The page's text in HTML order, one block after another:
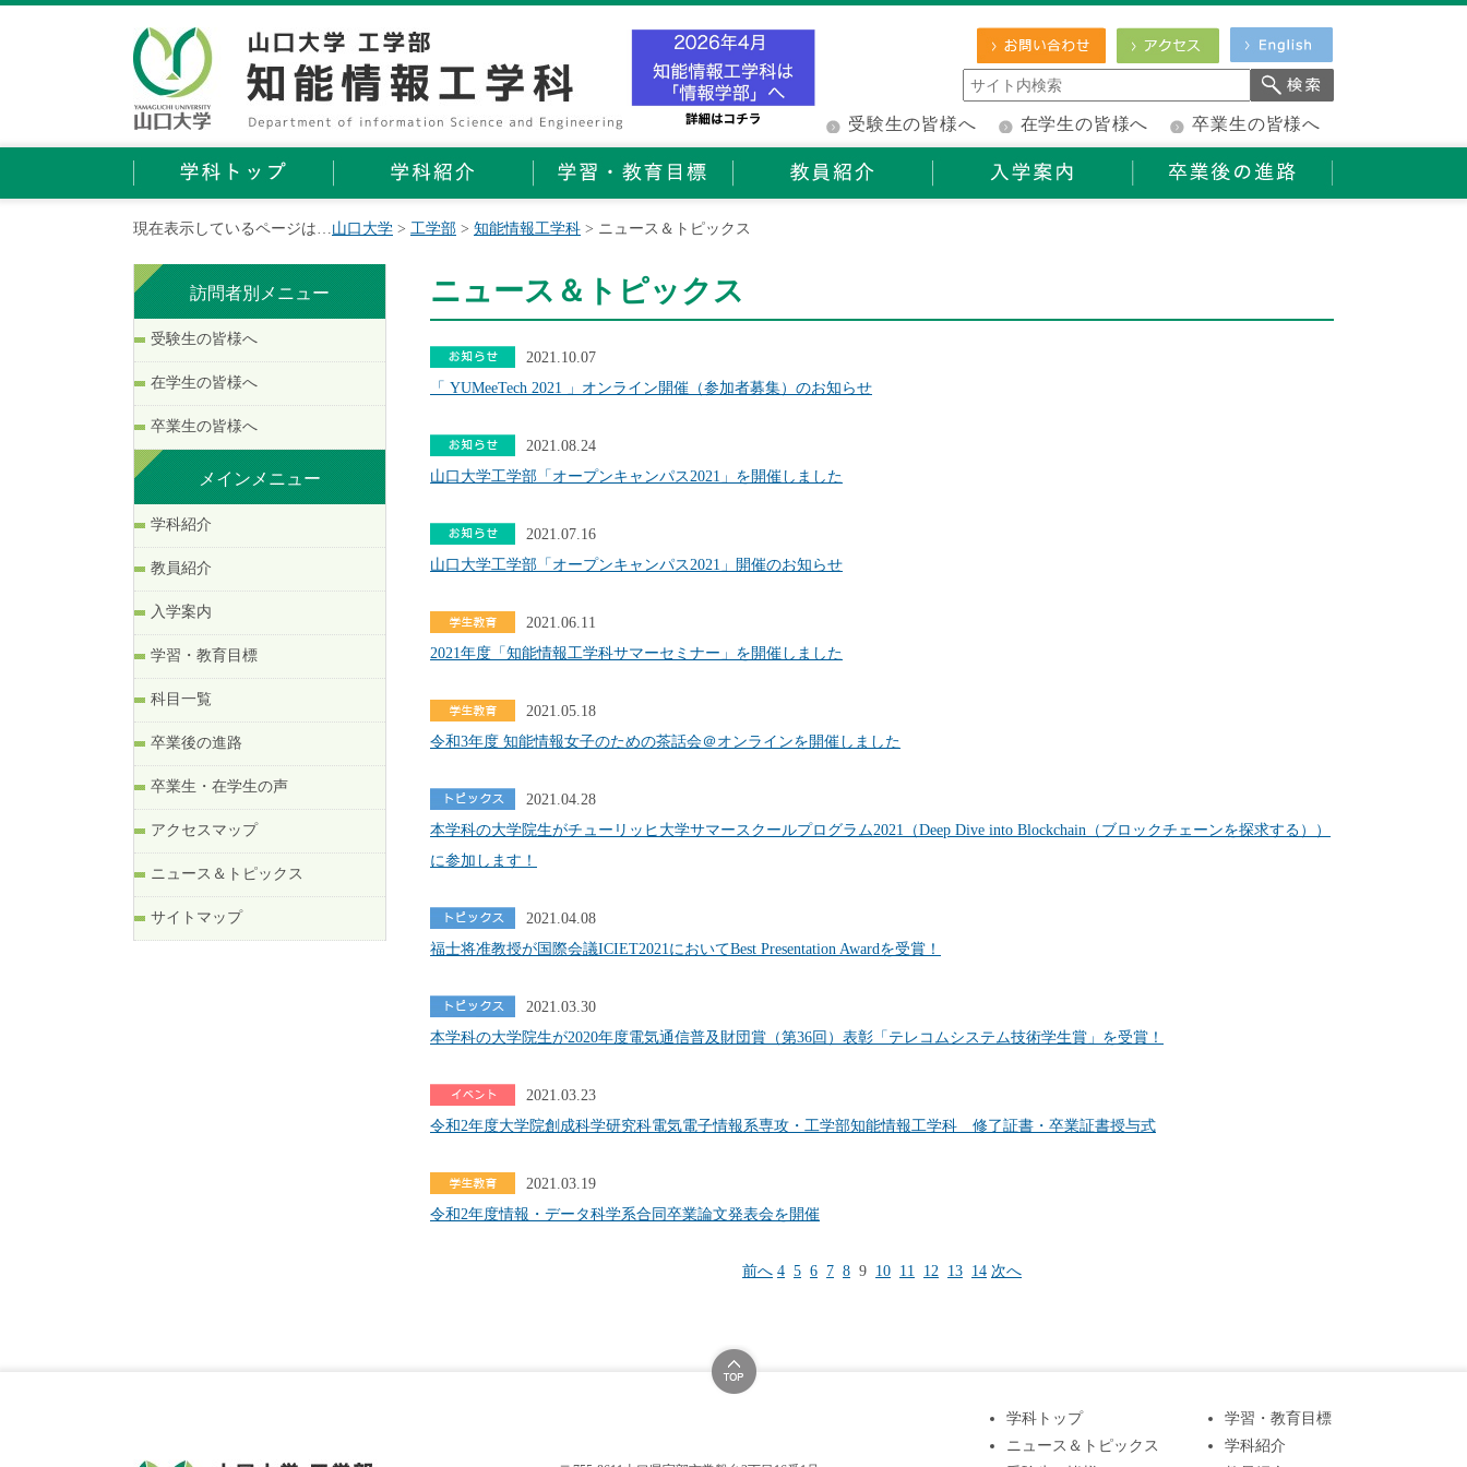
受験生の皆様へ 在学生の皆様へ 卒業生の皆様へ
現在表示しているページは…山口大学 > 工学部 > 知能情報工学科 > ニュース＆トピックス
訪問者別メニュー
受験生の皆様へ
在学生の皆様へ
卒業生の皆様へ
メインメニュー
学科紹介
教員紹介
入学案内
学習・教育目標
科目一覧
卒業後の進路
卒業生・在学生の声
アクセスマップ
ニュース＆トピックス
サイトマップ
ニュース＆トピックス
2021.10.07
「 YUMeeTech 2021 」オンライン開催（参加者募集）のお知らせ
2021.08.24
山口大学工学部「オープンキャンパス2021」を開催しました
2021.07.16
山口大学工学部「オープンキャンパス2021」開催のお知らせ
2021.06.11
2021年度「知能情報工学科サマーセミナー」を開催しました
2021.05.18
令和3年度 知能情報女子のための茶話会＠オンラインを開催しました
2021.04.28
本学科の大学院生がチューリッヒ大学サマースクールプログラム2021（Deep Dive into Blockchain（ブロックチェーンを探求する））
に参加します！
2021.04.08
福士将准教授が国際会議ICIET2021においてBest Presentation Awardを受賞！
2021.03.30
本学科の大学院生が2020年度電気通信普及財団賞（第36回）表彰「テレコムシステム技術学生賞」を受賞！
2021.03.23
令和2年度大学院創成科学研究科電気電子情報系専攻・工学部知能情報工学科 修了証書・卒業証書授与式
2021.03.19
令和2年度情報・データ科学系合同卒業論文発表会を開催
前へ 4 5 6 7 8 9 10 11 12 13 14 次へ
学科トップ
ニュース＆トピックス
学習・教育目標
学科紹介